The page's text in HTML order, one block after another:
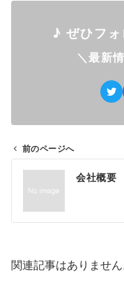
♪ ぜひフ
＼最新
投
ナ
ゲ
前のページへ
会社概要
関連記事はありません